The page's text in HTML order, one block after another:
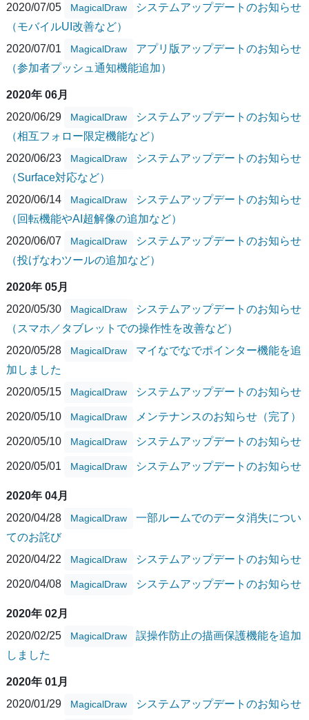
2020/07/05
MagicalDraw
システムアップデートのお知らせ
（モバイルUI改善など）
2020/07/01
MagicalDraw
アプリ版アップデートのお知らせ
（参加者プッシュ通知機能追加）
2020年 06月
2020/06/29
MagicalDraw
システムアップデートのお知らせ
（相互フォロー限定機能など）
2020/06/23
MagicalDraw
システムアップデートのお知らせ
（Surface対応など）
2020/06/14
MagicalDraw
システムアップデートのお知らせ
（回転機能やAI超解像の追加など）
2020/06/07
MagicalDraw
システムアップデートのお知らせ
（投げなわツールの追加など）
2020年 05月
2020/05/30
MagicalDraw
システムアップデートのお知らせ
（スマホ／タブレットでの操作性を改善など）
2020/05/28
MagicalDraw
マイなでなでポインター機能を追
加しました
2020/05/15
MagicalDraw システムアップデートのお知らせ
2020/05/10 MagicalDraw メンテナンスのお知らせ（完了）
2020/05/10 MagicalDraw システムアップデートのお知らせ
2020/05/01 MagicalDraw システムアップデートのお知らせ
2020年 04月
2020/04/28
MagicalDraw
一部ルームでのデータ消失につい
てのお詫び
2020/04/22
MagicalDraw システムアップデートのお知らせ
2020/04/08 MagicalDraw システムアップデートのお知らせ
2020年 02月
2020/02/25
MagicalDraw
誤操作防止の描画保護機能を追加
しました
2020年 01月
2020/01/29
MagicalDraw システムアップデートのお知らせ